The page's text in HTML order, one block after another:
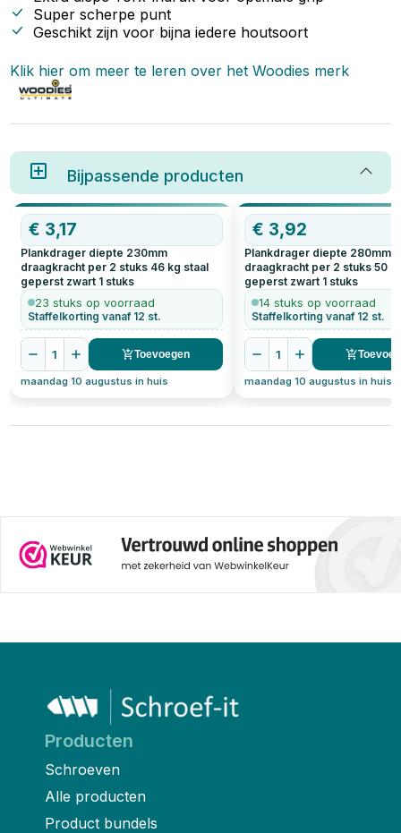
Super scherpe punt
Geschikt zijn voor bijna iedere houtsoort
Klik hier om meer te leren over hetWoodies merk
Bijpassende producten
€ 3,17
Plankdrager diepte 230mm
draagkracht per 2 stuks 46 kg staal
geperst zwart 1 stuks
23 stuks op voorraad
Staffelkorting vanaf 12 st.
1 Toevoegen
maandag 10 augustus in huis
€ 3,92
Plankdrager diepte 280mm
draagkracht per 2 stuks 50
geperst zwart 1 stuks
14 stuks op voorraad
Staffelkorting vanaf 12 st.
1
maandag 10 augustus in huis
Producten
Schroeven
Alle producten
Product bundels